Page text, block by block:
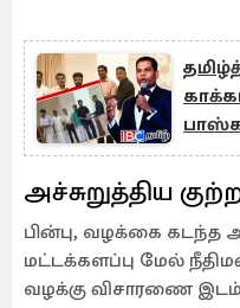
அச்சுறுத்திய
பின்பு, வழக்கை கடந்த
மட்டக்களப்பு மேல்
வழக்கு விசாரணை